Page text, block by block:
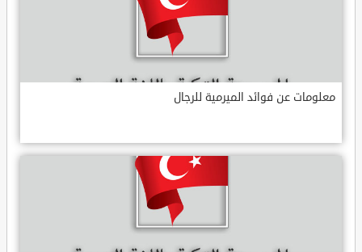
معلومات عن فوائد الميرمية للرجال